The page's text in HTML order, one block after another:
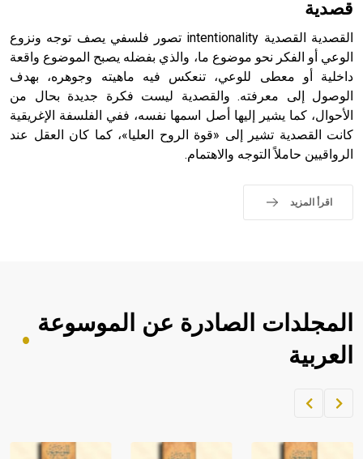
حيث تقتصر القيمة الصوتية للعلامة الكقصدية
القصدية القصدية intentionality تصور فلسفي يصف توجه ونزوع
الوعي أو الفكر نحو موضوع ما، والذي بفضله يصبح الموضوع واقعة
داخلية أو معطى للوعي، تنعكس فيه ماهيته وجوهره، بهدف
الوصول إلى معرفته. والقصدية ليست فكرة جديدة بحال من
الأحوال، كما يشير إليها أصل اسمها نفسه، ففي الفلسفة الإغريقية
كانت القصدية تشير إلى «قوة الروح العليا»، كما كان العقل عند
الرواقيين حاملاً التوجه والاهتمام.
اقرأ المزيد
المجلدات الصادرة عن الموسوعة
العربية